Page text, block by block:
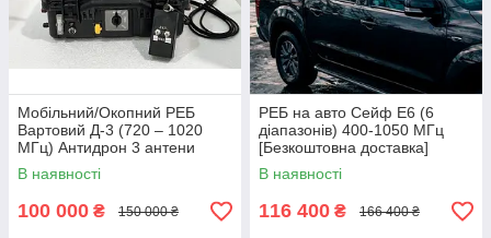
Мобільний/Окопний РЕБ
Вартовий Д-3 (720 – 1020
МГц) Антидрон 3 антени
В наявності
100 000 ₴ 150 000 ₴
РЕБ на авто Сейф E6 (6
діапазонів) 400-1050 МГц
[Безкоштовна доставка]
В наявності
116 400 ₴ 166 400 ₴